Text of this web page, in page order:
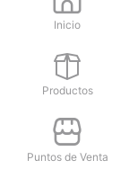
Inicio
Productos
Puntos de Venta